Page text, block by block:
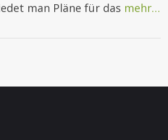
man Pläne für das mehr…